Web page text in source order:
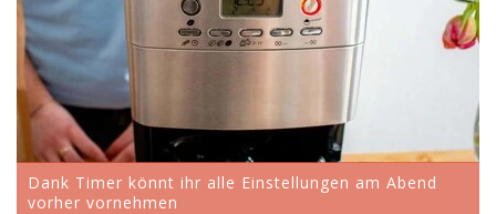
Dank Timer könnt ihr alle Einstellungen am Abend
vorher vornehmen